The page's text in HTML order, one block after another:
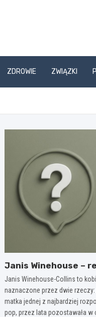
ZDROWIE ZWIĄZKI
Janis Winehouse –
Janis Winehouse-Collins to
naznaczone przez dwie
matka jednej z najbardziej
pop, przez lata pozostawała w